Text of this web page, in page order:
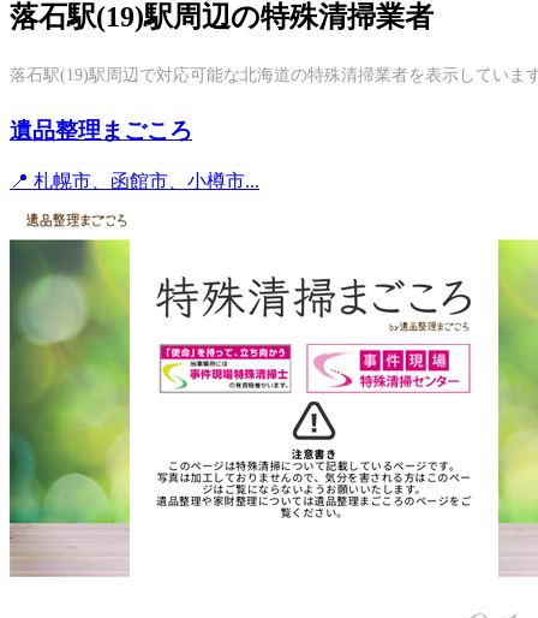
落石駅(19)駅周辺の特殊清掃業者
落石駅(19)駅周辺で対応可能な北海道の特殊清掃業者を表示していま
遺品整理まごころ
📍 札幌市、函館市、小樽市...